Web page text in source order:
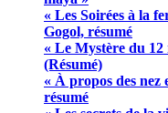
« Les Soirées à la
Gogol, résumé
« Le Mystère du
(Résumé)
« À propos des
résumé